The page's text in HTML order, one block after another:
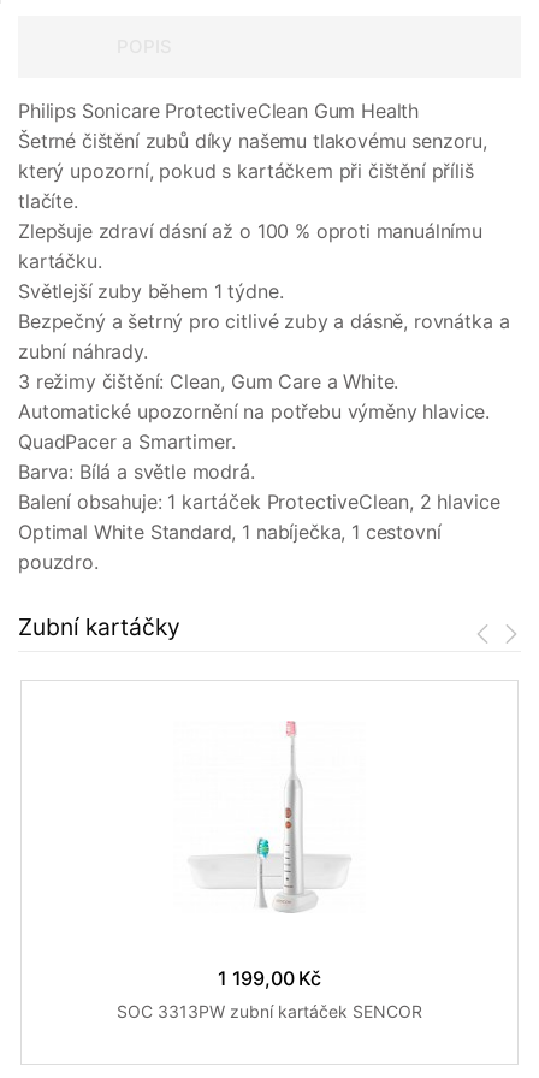
Philips Sonicare ProtectiveClean Gum Health
Šetrné čištění zubů díky našemu tlakovému senzoru,
který upozorní, pokud s kartáčkem při čištění příliš
tlačíte.
Zlepšuje zdraví dásní až o 100 % oproti manuálnímu
kartáčku.
Světlejší zuby během 1 týdne.
Bezpečný a šetrný pro citlivé zuby a dásně, rovnátka a
zubní náhrady.
3 režimy čištění: Clean, Gum Care a White.
Automatické upozornění na potřebu výměny hlavice.
QuadPacer a Smartimer.
Barva: Bílá a světle modrá.
Balení obsahuje: 1 kartáček ProtectiveClean, 2 hlavice
Optimal White Standard, 1 nabíječka, 1 cestovní
pouzdro.
Zubní kartáčky
1 199,00 Kč
SOC 3313PW zubní kartáček SENCOR